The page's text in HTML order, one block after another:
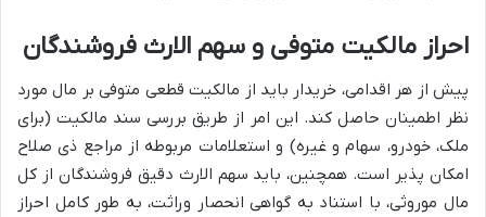
احراز مالکیت متوفی و سهم الارث فروشندگان
پیش از هر اقدامی، خریدار باید از مالکیت قطعی متوفی بر مال مورد
نظر اطمینان حاصل کند. این امر از طریق بررسی سند مالکیت (برای
ملک، خودرو، سهام و غیره) و استعلامات مربوطه از مراجع ذی صلاح
امکان پذیر است. همچنین، باید سهم الارث دقیق فروشندگان از کل
مال موروثی، با استناد به گواهی انحصار وراثت، به طور کامل احراز